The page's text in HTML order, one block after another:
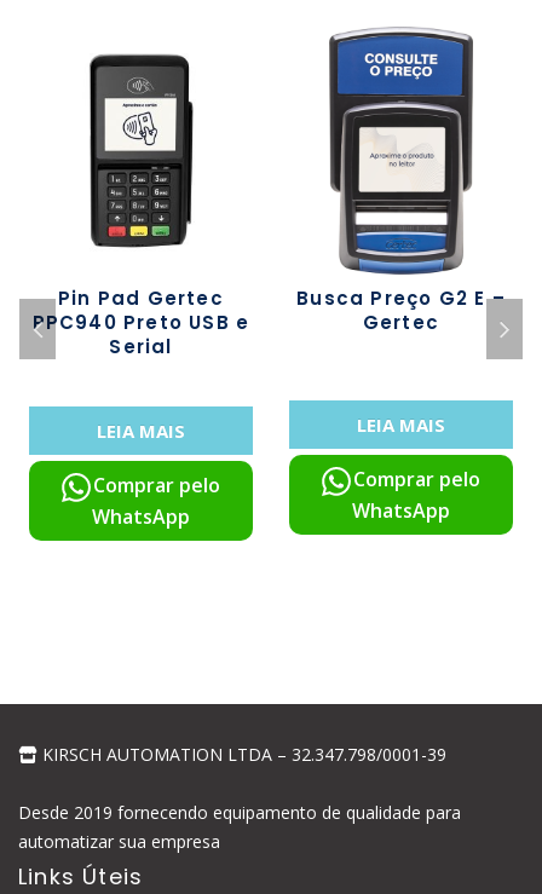
Pin Pad Gertec
PPC940 Preto USB e
Serial
LEIA MAIS
Comprar pelo
WhatsApp
Busca Preço G2 E –
Gertec
LEIA MAIS
Comprar pelo
WhatsApp
KIRSCH AUTOMATION LTDA – 32.347.798/0001-39
Desde 2019 fornecendo equipamento de qualidade para
automatizar sua empresa
Links Úteis